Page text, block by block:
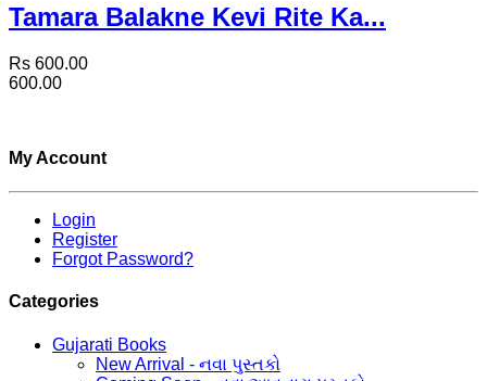
Tamara Balakne Kevi Rite Ka...
Rs 600.00
600.00
My Account
Login
Register
Forgot Password?
Categories
Gujarati Books
New Arrival - નવા પુસ્તકો